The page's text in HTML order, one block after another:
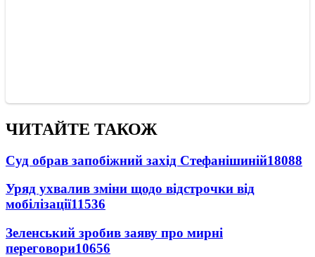
ЧИТАЙТЕ ТАКОЖ
Суд обрав запобіжний захід Стефанішиній18088
Уряд ухвалив зміни щодо відстрочки від
мобілізації11536
Зеленський зробив заяву про мирні
переговори10656